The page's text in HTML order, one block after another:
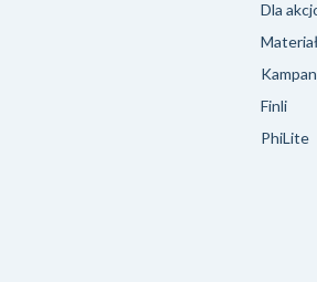
Dla
Finli
PhiLite